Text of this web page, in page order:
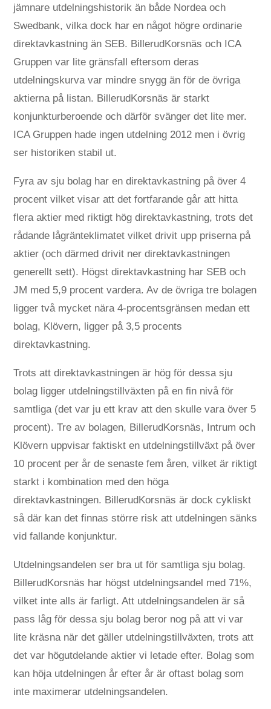
jämnare utdelningshistorik än både Nordea och
Swedbank, vilka dock har en något högre ordinarie
direktavkastning än SEB. BillerudKorsnäs och ICA
Gruppen var lite gränsfall eftersom deras
utdelningskurva var mindre snygg än för de övriga
aktierna på listan. BillerudKorsnäs är starkt
konjunkturberoende och därför svänger det lite mer.
ICA Gruppen hade ingen utdelning 2012 men i övrig
ser historiken stabil ut.
Fyra av sju bolag har en direktavkastning på över 4
procent vilket visar att det fortfarande går att hitta
flera aktier med riktigt hög direktavkastning, trots det
rådande lågränteklimatet vilket drivit upp priserna på
aktier (och därmed drivit ner direktavkastningen
generellt sett). Högst direktavkastning har SEB och
JM med 5,9 procent vardera. Av de övriga tre bolagen
ligger två mycket nära 4-procentsgränsen medan ett
bolag, Klövern, ligger på 3,5 procents
direktavkastning.
Trots att direktavkastningen är hög för dessa sju
bolag ligger utdelningstillväxten på en fin nivå för
samtliga (det var ju ett krav att den skulle vara över 5
procent). Tre av bolagen, BillerudKorsnäs, Intrum och
Klövern uppvisar faktiskt en utdelningstillväxt på över
10 procent per år de senaste fem åren, vilket är riktigt
starkt i kombination med den höga
direktavkastningen. BillerudKorsnäs är dock cykliskt
så där kan det finnas större risk att utdelningen sänks
vid fallande konjunktur.
Utdelningsandelen ser bra ut för samtliga sju bolag.
BillerudKorsnäs har högst utdelningsandel med 71%,
vilket inte alls är farligt. Att utdelningsandelen är så
pass låg för dessa sju bolag beror nog på att vi var
lite kräsna när det gäller utdelningstillväxten, trots att
det var högutdelande aktier vi letade efter. Bolag som
kan höja utdelningen år efter år är oftast bolag som
inte maximerar utdelningsandelen.